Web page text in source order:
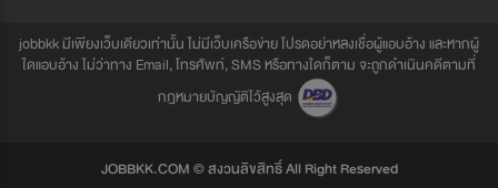
jobbkk มีเพียงเว็บเดียวเท่านั้น ไม่มีเว็บเครือข่าย โปรดอย่าหลงเชื่อผู้แอบอ้าง และหากผู้
ใดแอบอ้าง ไม่ว่าทาง Email, โทรศัพท์, SMS หรือทางใดก็ตาม จะถูกดำเนินคดีตามที่
กฎหมายบัญญัติไว้สูงสุด
JOBBKK.COM © สงวนลิขสิทธิ์ All Right Reserved